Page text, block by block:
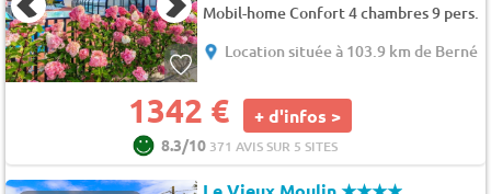
Mobil-home Confort 4 chambres 9 pers.
Location située à 103.9 km de Berné
1342 € + d'infos >
8.3/10 371 AVIS SUR 5 SITES